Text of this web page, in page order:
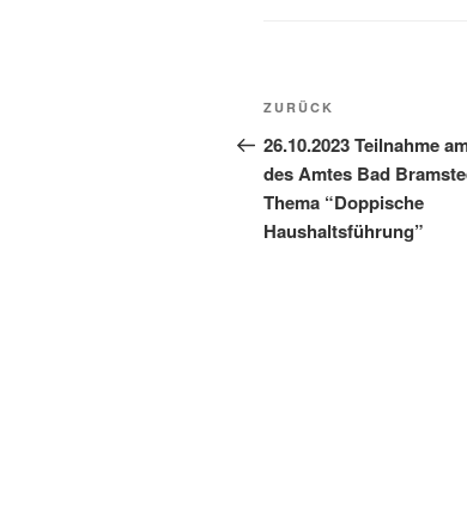
ZURÜCK
26.10.2023 Teilnahme
des Amtes Bad
Thema “Doppische
Haushaltsführung”